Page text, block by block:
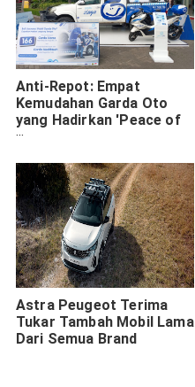
Anti-Repot: Empat
Kemudahan Garda Oto
yang Hadirkan 'Peace of
Mind' di Benak Konsumen
Astra Peugeot Terima
Tukar Tambah Mobil Lama
Dari Semua Brand